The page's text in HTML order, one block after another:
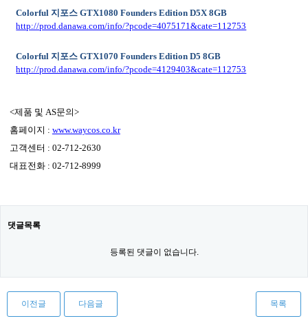
Colorful지포스 GTX1080 Founders Edition D5X 8GB
http://prod.danawa.com/info/?pcode=4075171&cate=112753
Colorful지포스 GTX1070 Founders Edition D5 8GB
http://prod.danawa.com/info/?pcode=4129403&cate=112753
<제품 및 AS문의>
홈페이지 : www.waycos.co.kr
고객센터 : 02-712-2630
대표전화: 02-712-8999
댓글목록
등록된 댓글이 없습니다.
이전글 다음글 목록